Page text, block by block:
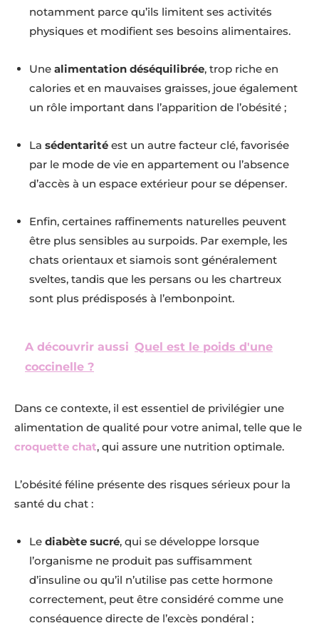
notamment parce qu’ils limitent ses activités
physiques et modifient ses besoins alimentaires.
Une alimentation déséquilibrée, trop riche en
calories et en mauvaises graisses, joue également
un rôle important dans l’apparition de l’obésité ;
La sédentarité est un autre facteur clé, favorisée
par le mode de vie en appartement ou l’absence
d’accès à un espace extérieur pour se dépenser.
Enfin, certaines raffinements naturelles peuvent
être plus sensibles au surpoids. Par exemple, les
chats orientaux et siamois sont généralement
sveltes, tandis que les persans ou les chartreux
sont plus prédisposés à l’embonpoint.
A découvrir aussi Quel est le poids d'une
coccinelle ?
Dans ce contexte, il est essentiel de privilégier une
alimentation de qualité pour votre animal, telle que le
croquette chat, qui assure une nutrition optimale.
L’obésité féline présente des risques sérieux pour la
santé du chat :
Le diabète sucré, qui se développe lorsque
l’organisme ne produit pas suffisamment
d’insuline ou qu’il n’utilise pas cette hormone
correctement, peut être considéré comme une
conséquence directe de l’excès pondéral ;